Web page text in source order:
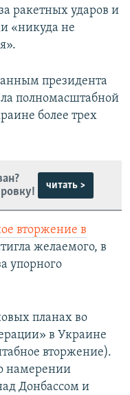
ракетных ударов и
«никуда не
президента
полномасштабной
более трех
читать >
вторжение в
желаемого, в
упорного
планах во
в Украине
вторжение).
намерении
Донбассом и